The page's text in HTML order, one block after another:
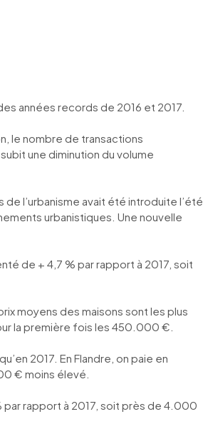
années records de 2016 et 2017.
le nombre de transactions
une diminution du volume
l’urbanisme avait été introduite l’été
urbanistiques. Une nouvelle
de + 4,7 % par rapport à 2017, soit
moyens des maisons sont les plus
la première fois les 450.000 €.
2017. En Flandre, on paie en
€ moins élevé.
par rapport à 2017, soit près de 4.000